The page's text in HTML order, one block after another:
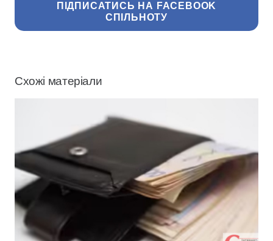
ПІДПИСАТИСЬ НА FACEBOOK
СПІЛЬНОТУ
Схожі матеріали